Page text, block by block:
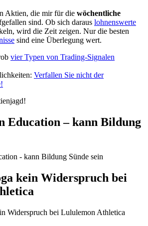
Aktien, die mir für die wöchentliche
sind. Ob sich daraus lohnenswerte
wird die Zeit zeigen. Nur die besten
sind eine Überlegung wert.
vier Typen von Trading-Signalen
Verfallen Sie nicht der
Education – kann Bildung
kein Widerspruch bei